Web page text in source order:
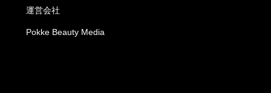
運営会社
Pokke Beauty Media